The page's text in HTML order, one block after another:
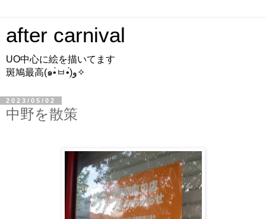
after carnival
UO中心に絵を描いてます
斑鳩最高(๑•̀ㅂ•́)و✧
2023/05/02
中野を散策